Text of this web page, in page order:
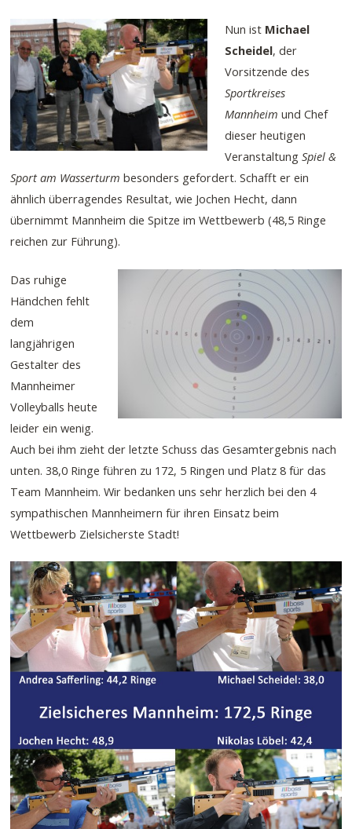
Nun ist Michael
Scheidel, der
Vorsitzende des
Sportkreises
Mannheim und Chef
dieser heutigen
Veranstaltung Spiel &
Sport am Wasserturmbesonders gefordert. Schafft er ein
ähnlich überragendes Resultat, wie Jochen Hecht, dann
übernimmt Mannheim die Spitze im Wettbewerb (48,5 Ringe
reichen zur Führung).
Das ruhige
Händchen fehlt
dem
langjährigen
Gestalter des
Mannheimer
Volleyballs heute
leider ein wenig.
Auch bei ihm zieht der letzte Schuss das Gesamtergebnis nach
unten. 38,0 Ringe führen zu 172, 5 Ringen und Platz 8 für das
Team Mannheim. Wir bedanken uns sehr herzlich bei den 4
sympathischen Mannheimern für ihren Einsatz beim
Wettbewerb Zielsicherste Stadt!